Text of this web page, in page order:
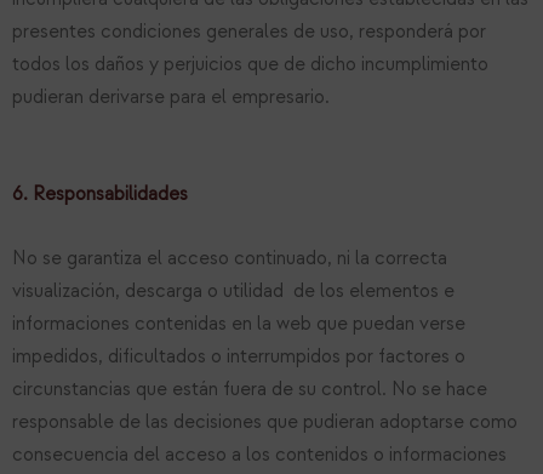
presentes condiciones generales de uso, responderá por
todos los daños y perjuicios que de dicho incumplimiento
pudieran derivarse para el empresario.
6. Responsabilidades
No se garantiza el acceso continuado, ni la correcta
visualización, descarga o utilidad de los elementos e
informaciones contenidas en la web que puedan verse
impedidos, dificultados o interrumpidos por factores o
circunstancias que están fuera de su control. No se hace
responsable de las decisiones que pudieran adoptarse como
consecuencia del acceso a los contenidos o informaciones